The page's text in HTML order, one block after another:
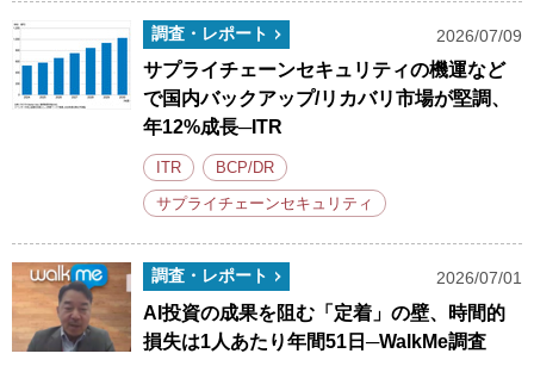
調査・レポート 2026/07/09
サプライチェーンセキュリティの機運など
で国内バックアップ/リカバリ市場が堅調、
年12%成長─ITR
ITR BCP/DR
サプライチェーンセキュリティ
調査・レポート 2026/07/01
AI投資の成果を阻む「定着」の壁、時間的
損失は1人あたり年間51日─WalkMe調査